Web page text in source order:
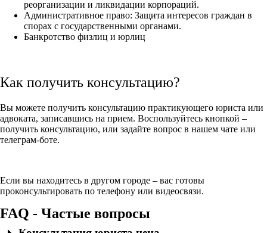
реорганизации и ликвидации корпораций.
Административное право: Защита интересов граждан в
спорах с государственными органами.
Банкротство физлиц и юрлиц
Как получить консультацию?
Вы можете получить консультацию практикующего юриста или
адвоката, записавшись на прием. Воспользуйтесь кнопкой –
получить консультацию, или задайте вопрос в нашем чате или
телеграм-боте.
Если вы находитесь в другом городе – вас готовы
проконсультировать по телефону или видеосвязи.
FAQ - Частые вопросы